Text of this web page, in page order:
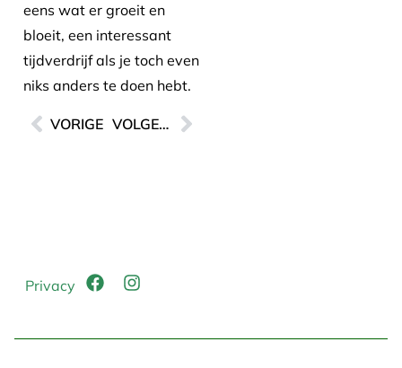
eens wat er groeit en
bloeit, een interessant
tijdverdrijf als je toch even
niks anders te doen hebt.
VORIGE VOLGENDE
Privacy